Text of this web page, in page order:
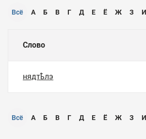
Всё А Б В Г Д Е Ё Ж З И
Слово
нядтҍлэ
Всё А Б В Г Д Е Ё Ж З И